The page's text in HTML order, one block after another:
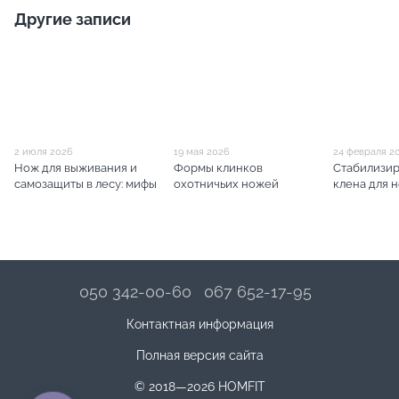
Другие записи
2 июля 2026
Нож для выживания и
самозащиты в лесу: мифы
19 мая 2026
Формы клинков
охотничьих ножей
24 февраля
клена для
050 342-00-60 067 652-17-95
Контактная информация
Полная версия сайта
© 2018—2026 HOMFIT